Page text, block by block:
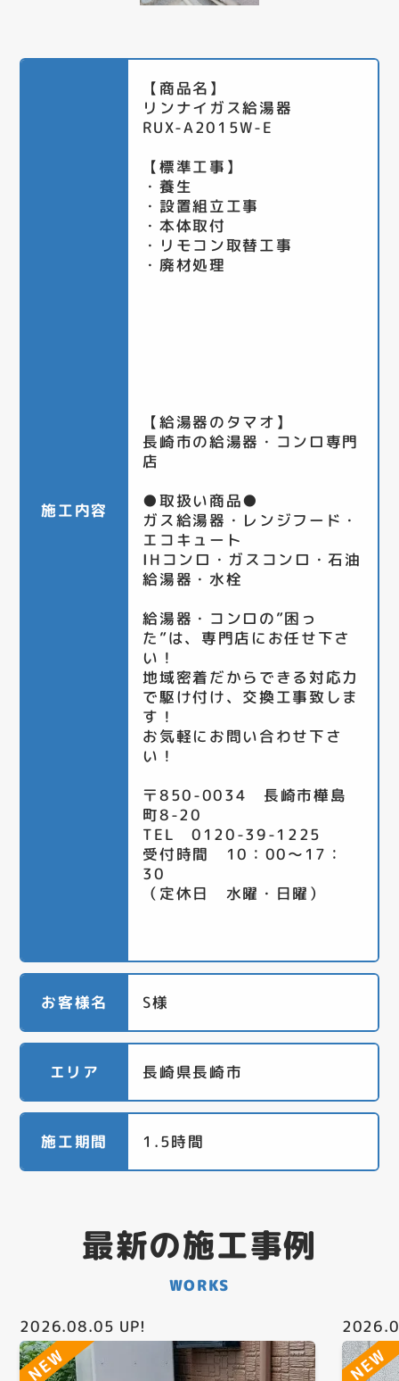
施工内容
【商品名】
リンナイガス給湯器
RUX-A2015W-E
【標準工事】
・養生
・設置組立工事
・本体取付
・リモコン取替工事
・廃材処理
【給湯器のタマオ】
長崎市の給湯器・コンロ専門
店
●取扱い商品●
ガス給湯器・レンジフード・
エコキュート
IHコンロ・ガスコンロ・石油
給湯器・水栓
給湯器・コンロの”困っ
た”は、専門店にお任せ下さ
い！
地域密着だからできる対応力
で駆け付け、交換工事致しま
す！
お気軽にお問い合わせ下さ
い！
〒850-0034 長崎市樺島
町8-20
TEL 0120-39-1225
受付時間 10：00～17：
30
（定休日 水曜・日曜）
お客様名 S様
エリア 長崎県長崎市
施工期間 1.5時間
最新の施工事例
WORKS
2026.08.05 UP!